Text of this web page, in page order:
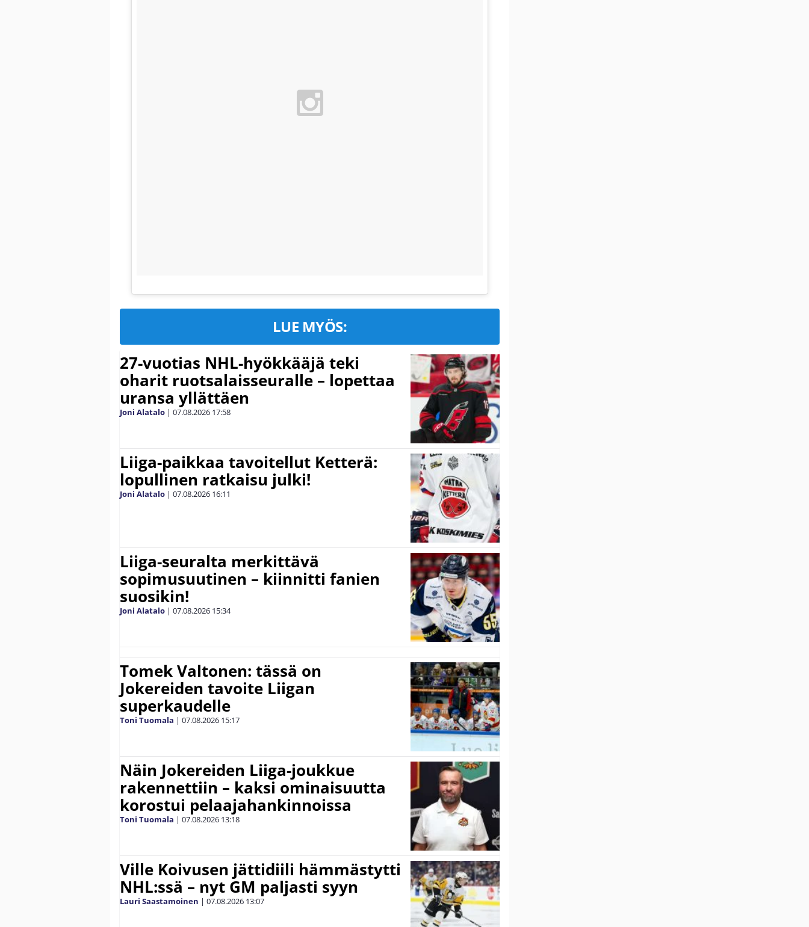
LUE MYÖS:
27-vuotias NHL-hyökkääjä teki
oharit ruotsalaisseuralle – lopettaa
uransa yllättäen
Joni Alatalo | 07.08.2026 17:58
Liiga-paikkaa tavoitellut Ketterä:
lopullinen ratkaisu julki!
Joni Alatalo | 07.08.2026 16:11
Liiga-seuralta merkittävä
sopimusuutinen – kiinnitti fanien
suosikin!
Joni Alatalo | 07.08.2026 15:34
Tomek Valtonen: tässä on
Jokereiden tavoite Liigan
superkaudelle
Toni Tuomala | 07.08.2026 15:17
Näin Jokereiden Liiga-joukkue
rakennettiin – kaksi ominaisuutta
korostui pelaajahankinnoissa
Toni Tuomala | 07.08.2026 13:18
Ville Koivusen jättidiili hämmästytti
NHL:ssä – nyt GM paljasti syyn
Lauri Saastamoinen | 07.08.2026 13:07